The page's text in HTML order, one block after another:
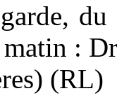
:
(RL)